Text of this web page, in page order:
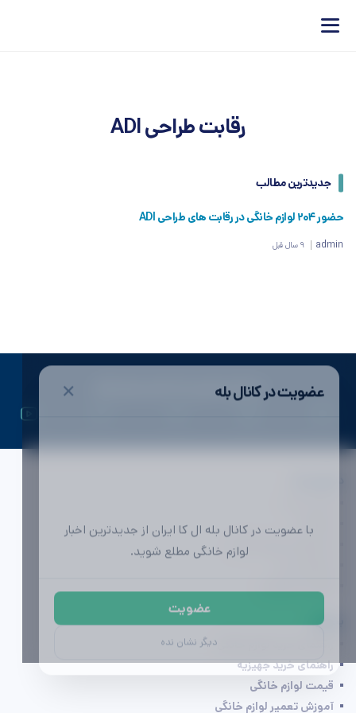
رقابت طراحی ADI
جدیدترین مطالب
حضور 204 لوازم خانگی در رقابت های طراحی ADI
admin 9 سال قبل
عضویت در کانال بله ✕
با عضویت در کانال بله ال کا ایران از جدیدترین اخبار
لوازم خانگی مطلع شوید.
عضویت
دیگر نشان نده
ال کا ایران | اولین رسانه تخصصی لوازم خانگی
تبلیغات
محصولات لوازم خانگی
بخوانید
راهنمای خرید جهیزیه
قیمت لوازم خانگی
آموزش تعمیر لوازم خانگی